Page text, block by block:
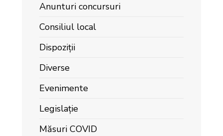
Anunturi concursuri
Consiliul local
Dispoziții
Diverse
Evenimente
Legislație
Măsuri COVID